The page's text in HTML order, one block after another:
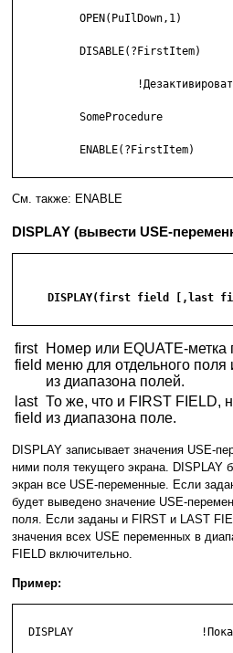
          OPEN(PuIlDown,1)
          DISABLE(?FirstItem)
SomeProcedure
ENABLE(?FirstItem)
См. также: ENABLE
DISPLAY (вывести USE-
DISPLAY(first field [,last
first
field
Номер или EQUATE-метка
меню для отдельного поля
из диапазона полей.
last
field
То же, что и FIRST FIELD,
из диапазона поле.
DISPLAY записывает значения USE-
ними поля текущего экрана. DISPLAY
экран все USE-переменные. Если
будет выведено значение USE-
поля. Если заданы и FIRST и LAST
значения всех USE переменных в
FIELD включительно.
Пример:
DISPLAY